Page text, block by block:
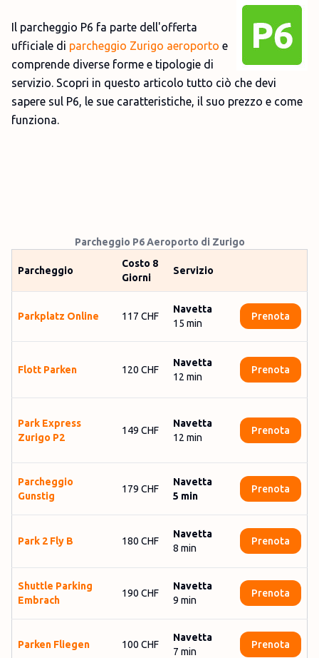
Il parcheggio P6 fa parte dell'offerta
ufficiale di parcheggio Zurigo aeroporto e
comprende diverse forme e tipologie di
servizio. Scopri in questo articolo tutto ciò che devi
sapere sul P6, le sue caratteristiche, il suo prezzo e come
funziona.
Parcheggio P6 Aeroporto di Zurigo
Parcheggio
Costo 8
Giorni
Servizio
Parkplatz Online 117 CHF
Navetta
15 min
Prenota
Flott Parken 120 CHF
Navetta
12 min
Prenota
Park Express
Zurigo P2
149 CHF
Navetta
12 min
Prenota
Parcheggio
Gunstig
179 CHF
Navetta
5 min
Prenota
Park 2 Fly B 180 CHF
Navetta
8 min
Prenota
Shuttle Parking
Embrach
190 CHF
Navetta
9 min
Prenota
Parken Fliegen 100 CHF
Navetta
7 min
Prenota